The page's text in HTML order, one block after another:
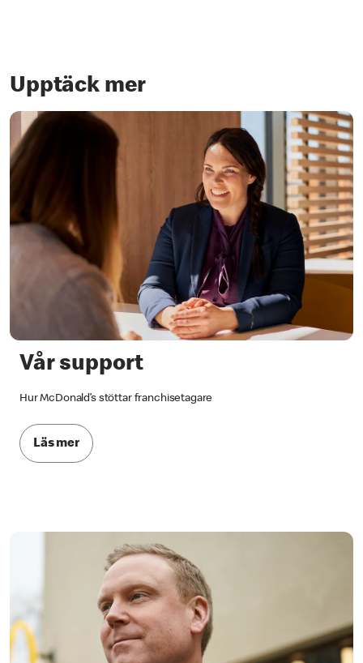
Upptäck mer
Vår support
Hur McDonald’s stöttar franchisetagare
Läs mer